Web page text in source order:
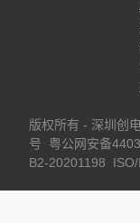
版权所有 - 深圳创
号
粤公网安备
B2-20201198